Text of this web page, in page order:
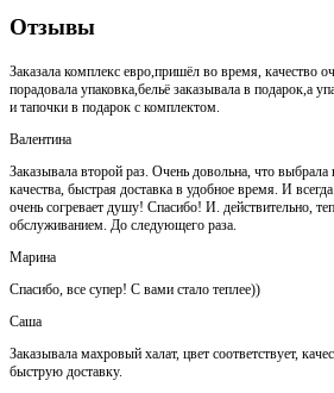
Отзывы
Заказала комплекс евро,пришёл во время, качество
порадовала упаковка,бельё заказывала в подарок,а
и тапочки в подарок с комплектом.
Валентина
Заказывала второй раз. Очень довольна, что
качества, быстрая доставка в удобное время. И
очень согревает душу! Спасибо! И. действительно,
обслуживанием. До следующего раза.
Марина
Спасибо, все супер! С вами стало теплее))
Саша
Заказывала махровый халат, цвет соответствует,
быструю доставку.